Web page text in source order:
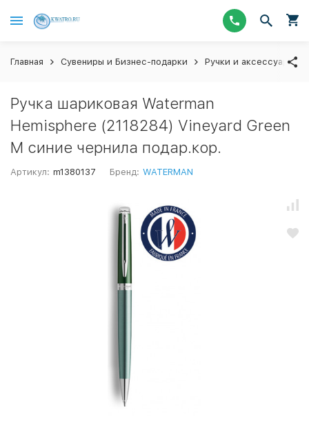
Главная Сувениры и Бизнес-подарки Ручки и аксессуары
Ручка шариковая Waterman
Hemisphere (2118284) Vineyard Green
M синие чернила подар.кор.
Артикул: m1380137 Бренд: WATERMAN